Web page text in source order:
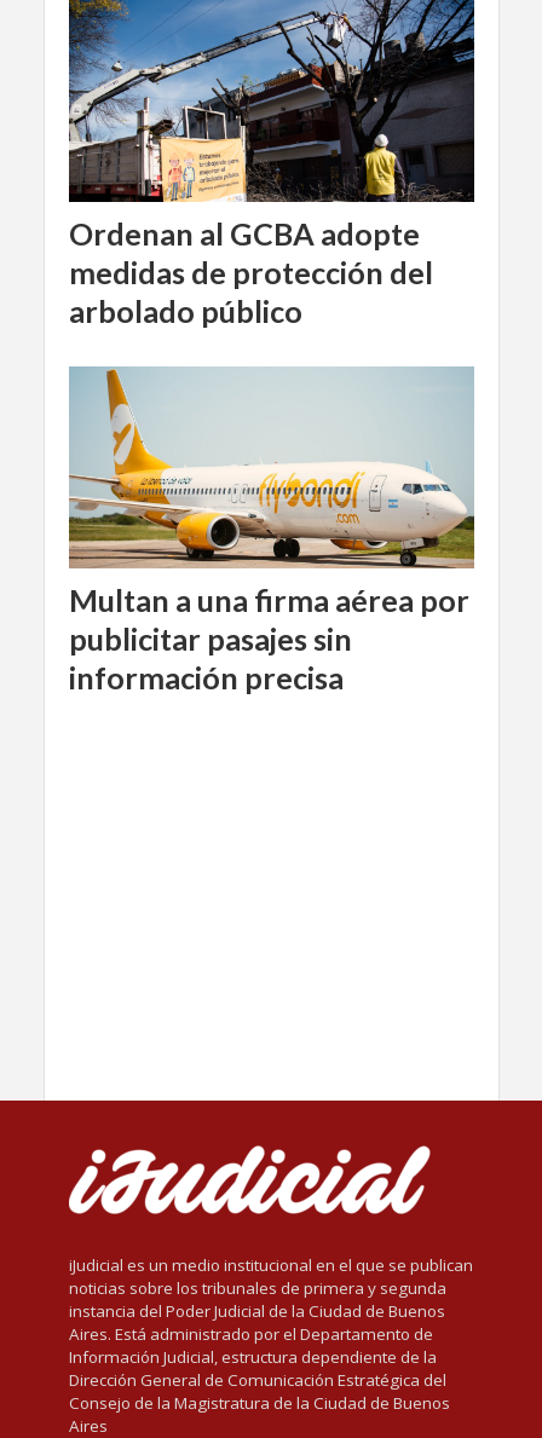
Ordenan al GCBA adopte
medidas de protección del
arbolado público
Multan a una firma aérea por
publicitar pasajes sin
información precisa
iJudicial es un medio institucional en el que se publican
noticias sobre los tribunales de primera y segunda
instancia del Poder Judicial de la Ciudad de Buenos
Aires. Está administrado por el Departamento de
Información Judicial, estructura dependiente de la
Dirección General de Comunicación Estratégica del
Consejo de la Magistratura de la Ciudad de Buenos
Aires